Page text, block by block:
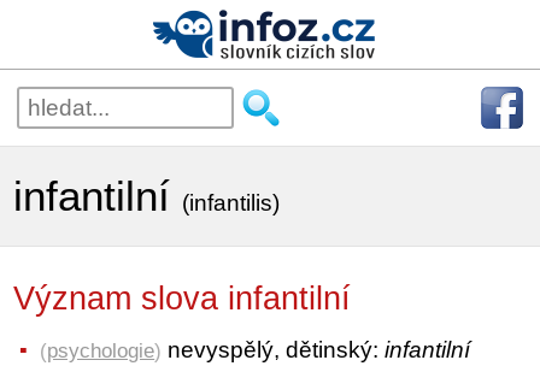
infantilní (infantilis)
Význam slova infantilní
(psychologie) nevyspělý, dětinský:infantilní